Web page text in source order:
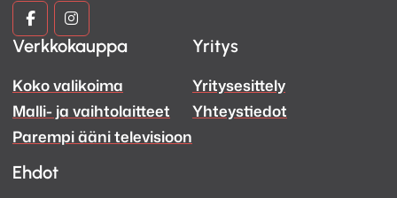
2 x 100W D-luokan vahvistintehoa
4-16 ohmia
Analoginen ja optinen digitaalinen tulo äänelle
Subwoofer linjalähtö
Helppo asentaa
Sisäänrakennettu Wi-Fi
Helppokäyttöinen sovellus
Tyylikäs muotoilu
Kuva
ja
Ääni
Facebook
Kuva
ja
Ääni
Instagram
Verkkokauppa
Koko valikoima
Malli- ja vaihtolaitteet
Parempi ääni televisioon
Yritys
Yritysesittely
Yhteystiedot
Ehdot